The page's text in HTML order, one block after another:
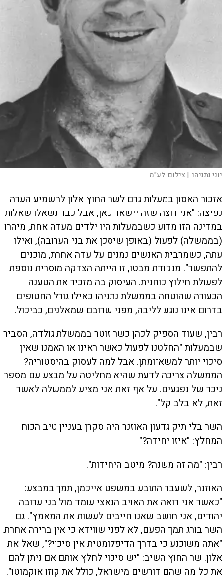
יוני נתניהו. | צילום:לע"מ
אזכור האסון במעלות גרם לשר החוץ אלון להשמיע הערה
נפיצה: "אני רוצה שזה יישאר כאן, אבל כבר נשאלו שאלות
במדינה הזו מדוע כשבמעלות היו ילדים מעדה אחת, מיהרו
(בממשלה) לפעול (באופן שיסכן את בני הערובה), ואילו
עתה, כשמרבית האנשים נמנים על עדה אחרת, מוכנים
להתפשר". מנקודת מבטו, זו הייתה הצדקה מוסרית נוספת
לפעולת חילוץ כוחנית. העיסוק בה מזכיר את הטענה
הכעורה שהוטחה בממשלת נתניהו כאילו גורל החטופים
בדרום אינו נוגע לליבה, מפני שרובם שמאלנים, כביכול.
רבין, שעוד הספיק לכהן כשר זוטר בממשלת גולדה, הסביר
שבמעלות "החלטנו לפעול כאשר ראינו או האמנו שאין
סיכוי יותר למשא־ומתן. אבל למה לעסוק בהיסטוריה?
הממשלה צריכה לדעת שהיא מחליטה על מבצע עם מספר
ניכר של נפגעים. על אף זאת אני מציע לממשלה לאשר
זאת, לא בלב קל".
השר בלי תיק גדעון האוזנר היה סקרן בעניין טיב הכוח
המחלץ: "איזו יחידה?"
רבין: "מה זה משנה? מיטב היחידות".
האוזנר, לשעבר התובע במשפט אייכמן, תמך במבצע:
"כאשר אני רואה את האויב הנאצי עומד מול בני ערובה
יהודים, אני חושב שאנו חייבים לעשות את המאמץ". גם
השר בורג תמך הפעם, לא לפני שווידא כי אין ברירה אחרת.
"אתה משוכנע כי בדרך הדיפלומטית אין סיכוי?", שאל את
אלון. שר החוץ השיב: "יש סיכוי לחלץ אותם אם ניתן להם
את כל מה שהם דורשים מישראל, כולל את קוזו אוקמוטו".